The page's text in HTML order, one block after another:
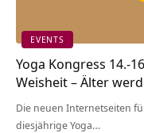
EVENTS
Yoga Kongress 14.-
Weisheit – Älter
Die neuen Internetseiten
diesjährige Yoga…